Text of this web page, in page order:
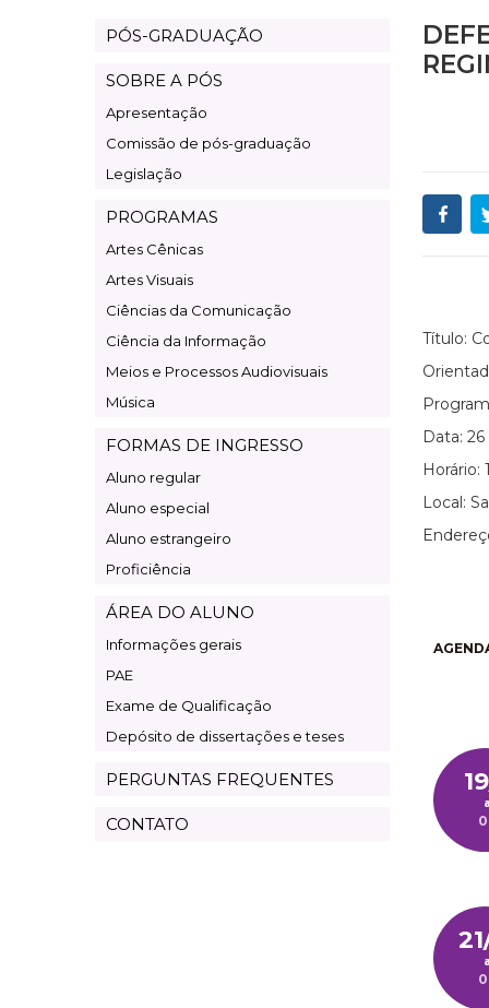
Graduação
PÓS-GRADUAÇÃO
SOBRE A PÓS
Apresentação
Comissão de pós-graduação
Legislação
PROGRAMAS
Artes Cênicas
Artes Visuais
Ciências da Comunicação
Ciência da Informação
Meios e Processos Audiovisuais
Música
FORMAS DE INGRESSO
Aluno regular
Aluno especial
Aluno estrangeiro
Proficiência
ÁREA DO ALUNO
Informações gerais
PAE
Exame de Qualificação
Depósito de dissertações e teses
PERGUNTAS FREQUENTES
CONTATO
Título:
Data:
Horário:
Local: